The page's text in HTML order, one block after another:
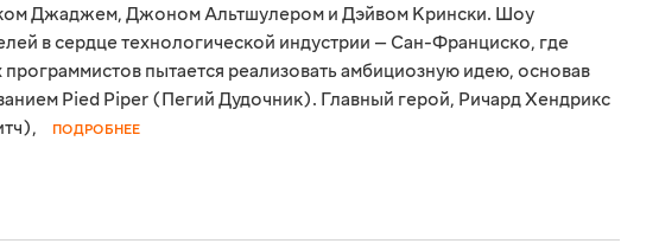
Джаджем, Джоном Альтшулером и Дэйвом Крински. Шоу
в сердце технологической индустрии — Сан-Франциско, где
пытается реализовать амбициозную идею, основав
Pied Piper (Пегий Дудочник). Главный герой, Ричард Хендрикс
ПОДРОБНЕЕ